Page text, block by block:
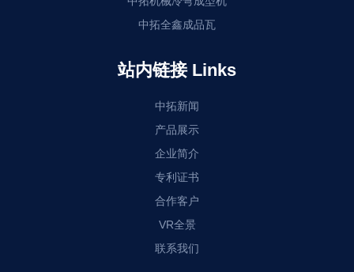
中拓全鑫成品瓦
站内链接 Links
中拓新闻
产品展示
企业简介
专利证书
合作客户
VR全景
联系我们